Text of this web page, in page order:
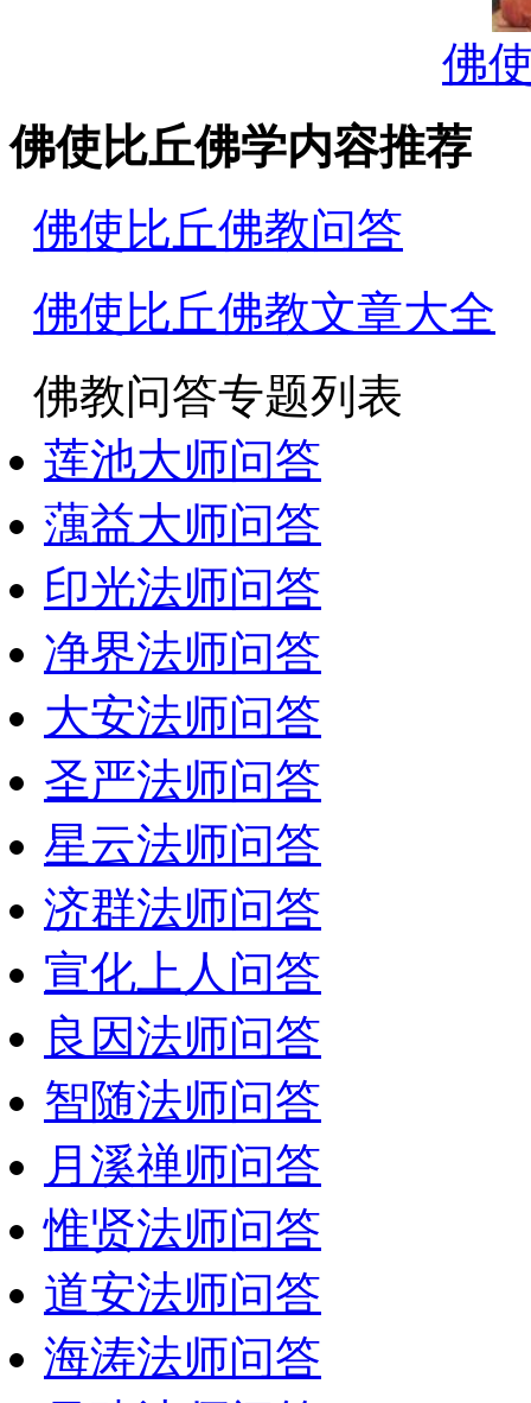
佛
佛使比丘佛学内容推荐
佛使比丘佛教问答
佛使比丘佛教文章大全
佛教问答
莲池大师问答
蕅益大师问答
印光法师问答
净界法师问答
大安法师问答
圣严法师问答
星云法师问答
济群法师问答
宣化上人问答
良因法师问答
智随法师问答
月溪禅师问答
惟贤法师问答
道安法师问答
海涛法师问答